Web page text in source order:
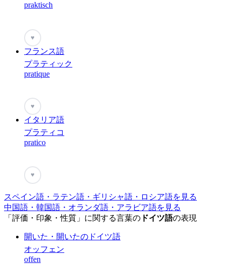
praktisch
♥
フランス語
プラティック
pratique
♥
イタリア語
プラティコ
pratico
♥
スペイン語・ラテン語・ギリシャ語・ロシア語を見る
中国語・韓国語・オランダ語・アラビア語を見る
「評価・印象・性質」に関する言葉の ドイツ語の表現
開いた・開いたのドイツ語
オッフェン
offen